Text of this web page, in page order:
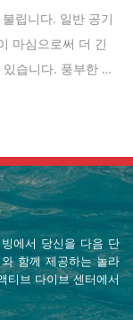
립니다. 일반 공기
마심으로써 더 긴
습니다. 풍부한 공
그럴 만합니다.
에서 당신을 다음 단
함께 제공하는 놀라
티브 다이브 센터에서